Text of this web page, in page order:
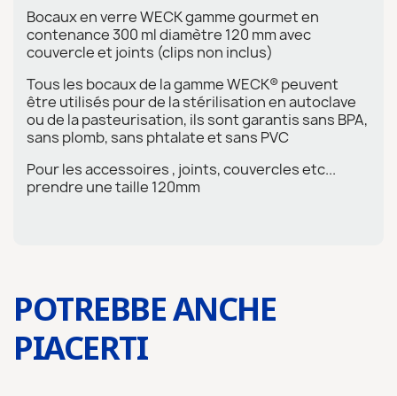
Bocaux en verre WECK gamme gourmet en
contenance 300 ml diamètre 120 mm avec
couvercle et joints (clips non inclus)
Tous les bocaux de la gamme WECK® peuvent
être utilisés pour de la stérilisation en autoclave
ou de la pasteurisation, ils sont garantis sans BPA,
sans plomb, sans phtalate et sans PVC
Pour les accessoires , joints, couvercles etc...
prendre une taille 120mm
POTREBBE ANCHE
PIACERTI